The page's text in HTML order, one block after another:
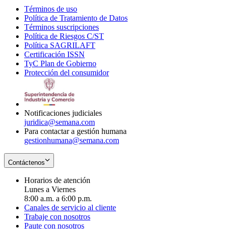
Términos de uso
in
new
window
Política de Tratamiento de Datos
Términos suscripciones
in
Política de Riesgos C/ST
Política SAGRILAFT
new
window
Certificación ISSN
in
new
TyC Plan de Gobierno
in
Protección del consumidorOpens
Notificaciones judiciales
juridica@semana.com
Para contactar a gestión humana
gestionhumana@semana.com
Contáctenos
Horarios de atención
Lunes a Viernes
8:00 a.m. a 6:00 p.m.
Canales de servicio al cliente
Trabaje con nosotros
Paute con nosotros